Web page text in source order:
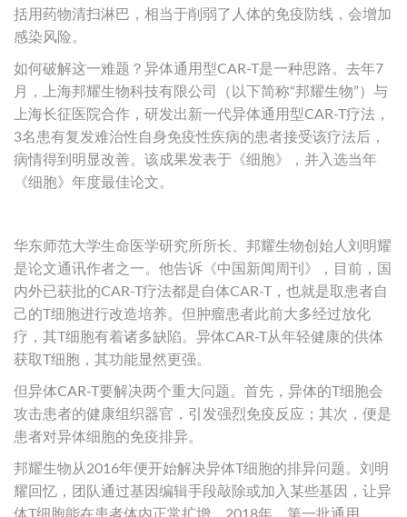
括用药物清扫淋巴，相当于削弱了人体的免疫防线，会增加
感染风险。
如何破解这一难题？异体通用型CAR-T是一种思路。去年7
月，上海邦耀生物科技有限公司（以下简称“邦耀生物”）与
上海长征医院合作，研发出新一代异体通用型CAR-T疗法，
3名患有复发难治性自身免疫性疾病的患者接受该疗法后，
病情得到明显改善。该成果发表于《细胞》，并入选当年
《细胞》年度最佳论文。
华东师范大学生命医学研究所所长、邦耀生物创始人刘明耀
是论文通讯作者之一。他告诉《中国新闻周刊》，目前，国
内外已获批的CAR-T疗法都是自体CAR-T，也就是取患者自
己的T细胞进行改造培养。但肿瘤患者此前大多经过放化
疗，其T细胞有着诸多缺陷。异体CAR-T从年轻健康的供体
获取T细胞，其功能显然更强。
但异体CAR-T要解决两个重大问题。首先，异体的T细胞会
攻击患者的健康组织器官，引发强烈免疫反应；其次，便是
患者对异体细胞的免疫排异。
邦耀生物从2016年便开始解决异体T细胞的排异问题。刘明
耀回忆，团队通过基因编辑手段敲除或加入某些基因，让异
体T细胞能在患者体内正常扩增。2018年，第一批通用